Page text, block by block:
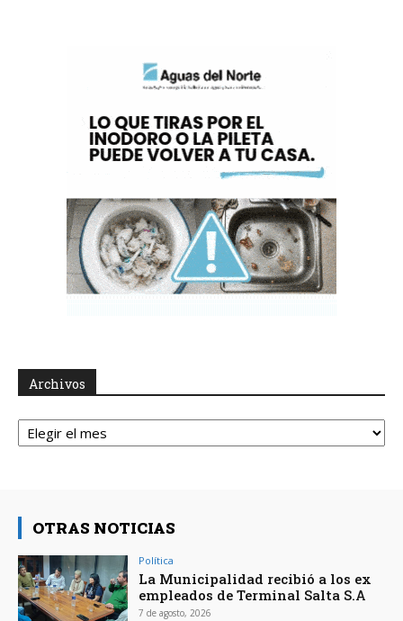
Archivos
Archivos
OTRAS NOTICIAS
Política
La Municipalidad recibió a los ex
empleados de Terminal Salta S.A
7 de agosto, 2026